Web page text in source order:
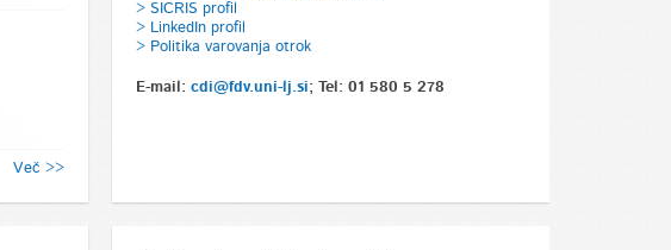
Več >>
>SICRIS profil
> LinkedIn profil
> Politika varovanja otrok
E-mail:cdi@fdv.uni-lj.si; Tel: 01 580 5 278